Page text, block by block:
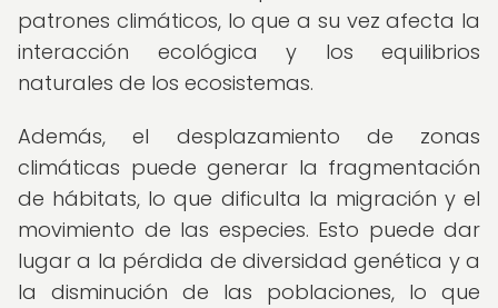
patrones climáticos, lo que a su vez afecta la
interacción ecológica y los equilibrios
naturales de los ecosistemas.
Además, el desplazamiento de zonas
climáticas puede generar la fragmentación
de hábitats, lo que dificulta la migración y el
movimiento de las especies. Esto puede dar
lugar a la pérdida de diversidad genética y a
la disminución de las poblaciones, lo que